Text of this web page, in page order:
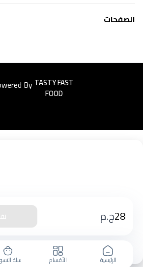
28ج.م
الرئيسية الأقسام سلة
الصفحات
ByEasyorders